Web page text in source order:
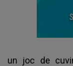
un joc de